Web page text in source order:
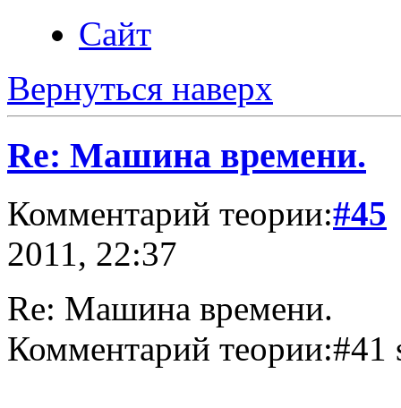
Сайт
Вернуться наверх
Re: Машина времени.
Комментарий теории:#45
2011, 22:37
Re: Машина времени.
Комментарий теории:#41